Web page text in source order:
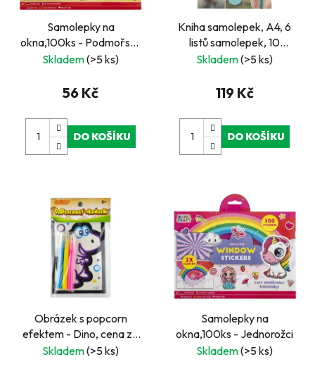
Samolepky na
okna,100ks - Podmořský
svět
Skladem(>5 ks)
56 Kč
DO KOŠÍKU
Kniha samolepek, A4, 6
listů samolepek, 10
obrázků
Skladem(>5 ks)
119 Kč
DO KOŠÍKU
Obrázek s popcorn
efektem - Dino, cena za
kus, v boxu 18 ks
Skladem(>5 ks)
Samolepky na
okna,100ks - Jednorožci
Skladem(>5 ks)